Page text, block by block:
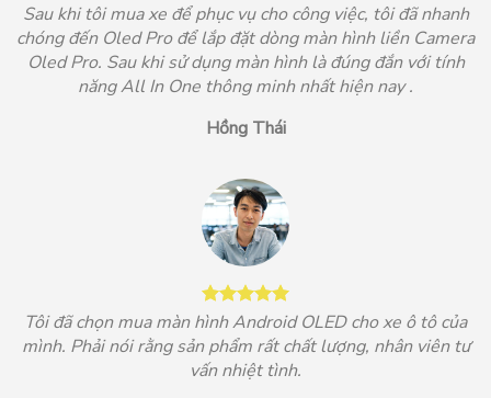
Sau khi tôi mua xe để phục vụ cho công việc, tôi đã nhanh
chóng đến Oled Pro để lắp đặt dòng màn hình liền Camera
Oled Pro. Sau khi sử dụng màn hình là đúng đắn với tính
năng All In One thông minh nhất hiện nay .
Hồng Thái
Tôi đã chọn mua màn hình Android OLED cho xe ô tô của
mình. Phải nói rằng sản phẩm rất chất lượng, nhân viên tư
vấn nhiệt tình.